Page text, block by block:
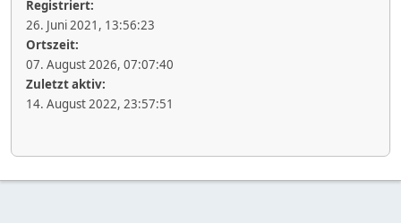
Registriert:
26. Juni 2021, 13:56:23
Ortszeit:
07. August 2026, 07:07:40
Zuletzt aktiv:
14. August 2022, 23:57:51